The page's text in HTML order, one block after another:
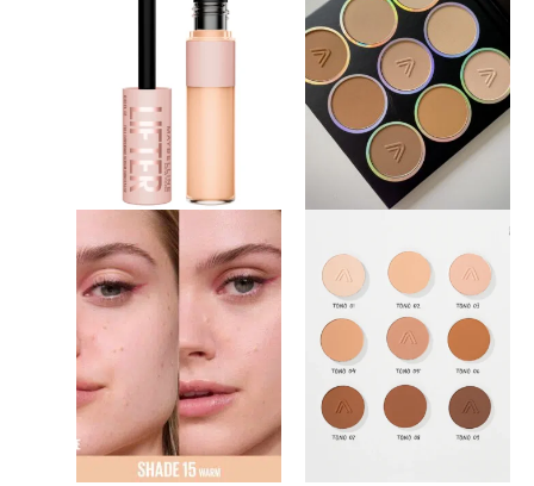
múltiples
variantes.
opciones
elegir
la
página
producto